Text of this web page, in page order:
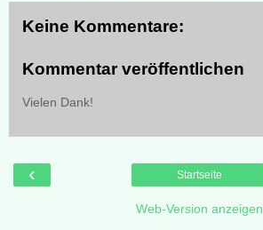
Keine Kommentare:
Kommentar veröffentlichen
Vielen Dank!
‹ Startseite
Web-Version anzeigen